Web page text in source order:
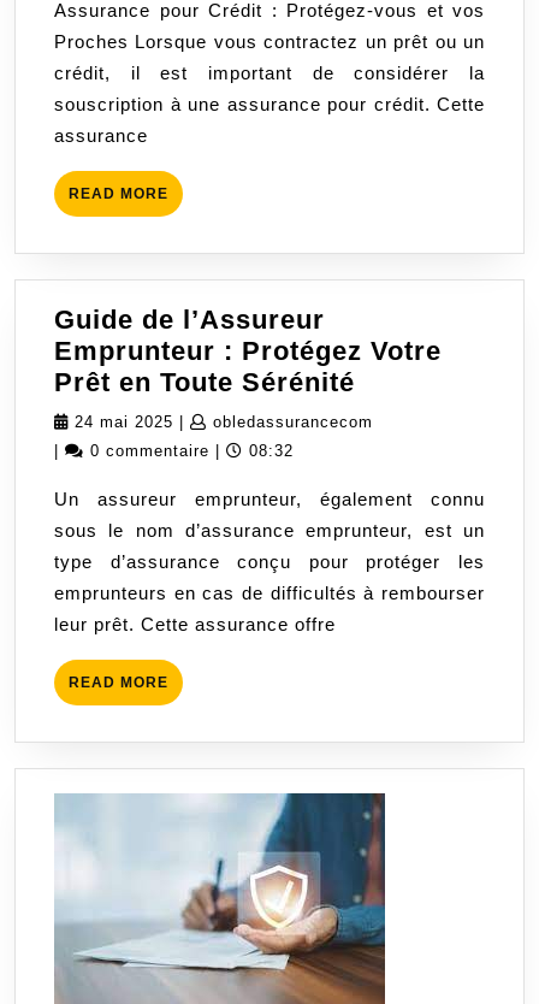
une
pour
Crédit
Assurance pour Crédit : Protégez-vous et vos
Proches Lorsque vous contractez un prêt ou un
crédit, il est important de considérer la
souscription à une assurance pour crédit. Cette
assurance
READ MORE READ
MORE
Guide de l’Assureur
Emprunteur : Protégez Votre
Prêt en Toute Sérénité
de
:
Protégez
Votre
Prêt
24 mai 2025 24
mai
obledassurancecom
0 commentaire 08:32
Un assureur emprunteur, également connu
sous le nom d’assurance emprunteur, est un
type d’assurance conçu pour protéger les
emprunteurs en cas de difficultés à rembourser
leur prêt. Cette assurance offre
READ MORE READ
MORE